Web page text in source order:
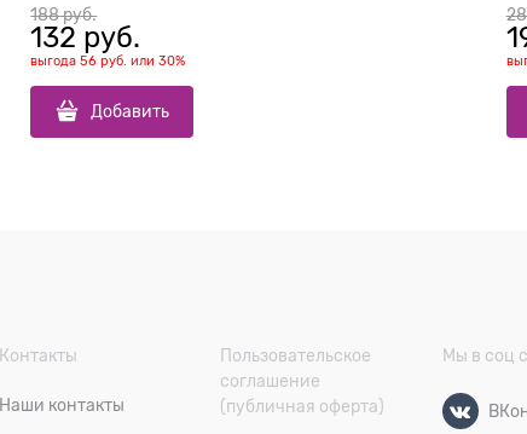
188 руб.
132 руб.
выгода56 руб. или30%
Добавить
Контакты
Наши контакты
Пользовательское
соглашение
(публичная оферта)
Мы в соц